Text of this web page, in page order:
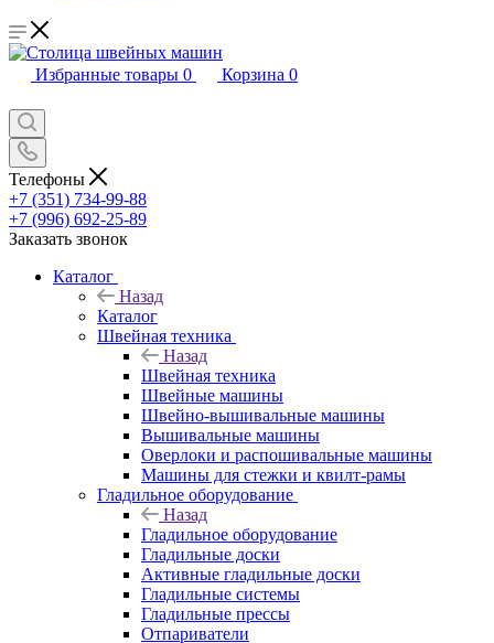
Избранные товары 0 Корзина 0
Телефоны
+7 (351) 734-99-88
+7 (996) 692-25-89
Заказать звонок
Каталог
Назад
Каталог
Швейная техника
Назад
Швейная техника
Швейные машины
Швейно-вышивальные машины
Вышивальные машины
Оверлоки и распошивальные машины
Машины для стежки и квилт-рамы
Гладильное оборудование
Назад
Гладильное оборудование
Гладильные доски
Активные гладильные доски
Гладильные системы
Гладильные прессы
Отпариватели